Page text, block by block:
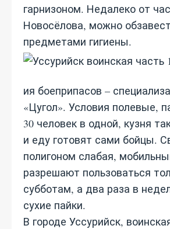
гарнизоном. Недалеко от
Новосёлова, можно
предметами гигиены.
ия боеприпасов –
«Цугол». Условия полевые,
30 человек в одной, кузня
и еду готовят сами бойцы.
полигоном слабая,
разрешают пользоваться
субботам, а два раза в
сухие пайки.
В городе Уссурийск,